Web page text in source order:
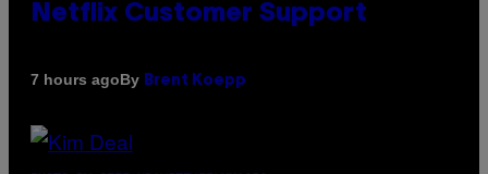
Netflix Customer Support
7 hours agoBy Brent Koepp